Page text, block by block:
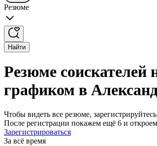
Резюме
Найти
Резюме соискателей
графиком в
Чтобы видеть все резюме, зарегистрируйтесь
После регистрации покажем ещё 6 и
Зарегистрироваться
За всё время